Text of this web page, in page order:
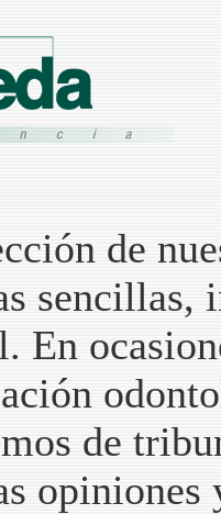
de
sencillas,
En
de
opiniones